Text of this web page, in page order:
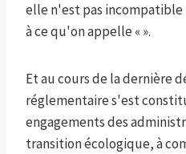
elle n'est pas
à ce qu'on appelle « ».
Et au cours de la dernière
réglementaire s'est
engagements des
transition écologique, à